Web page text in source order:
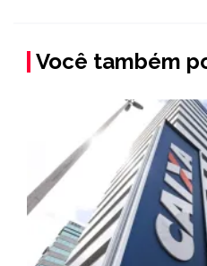
Você também